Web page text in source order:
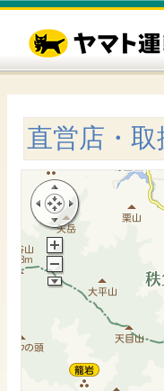
直営店・